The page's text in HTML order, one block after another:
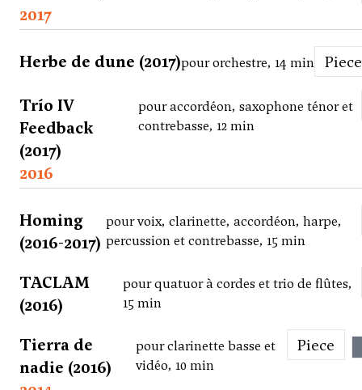
2017
Herbe de dune (2017)pour orchestre, 14 min Piece
Trío IV
Feedback
(2017)
pour accordéon, saxophone ténor et
contrebasse, 12 min
2016
Homing
(2016-2017)
pour voix, clarinette, accordéon, harpe,
percussion et contrebasse, 15 min
TACLAM
(2016)
pour quatuor à cordes et trio de flûtes,
15 min
Tierra de
nadie (2016)
pour clarinette basse et
vidéo, 10 min
Piece